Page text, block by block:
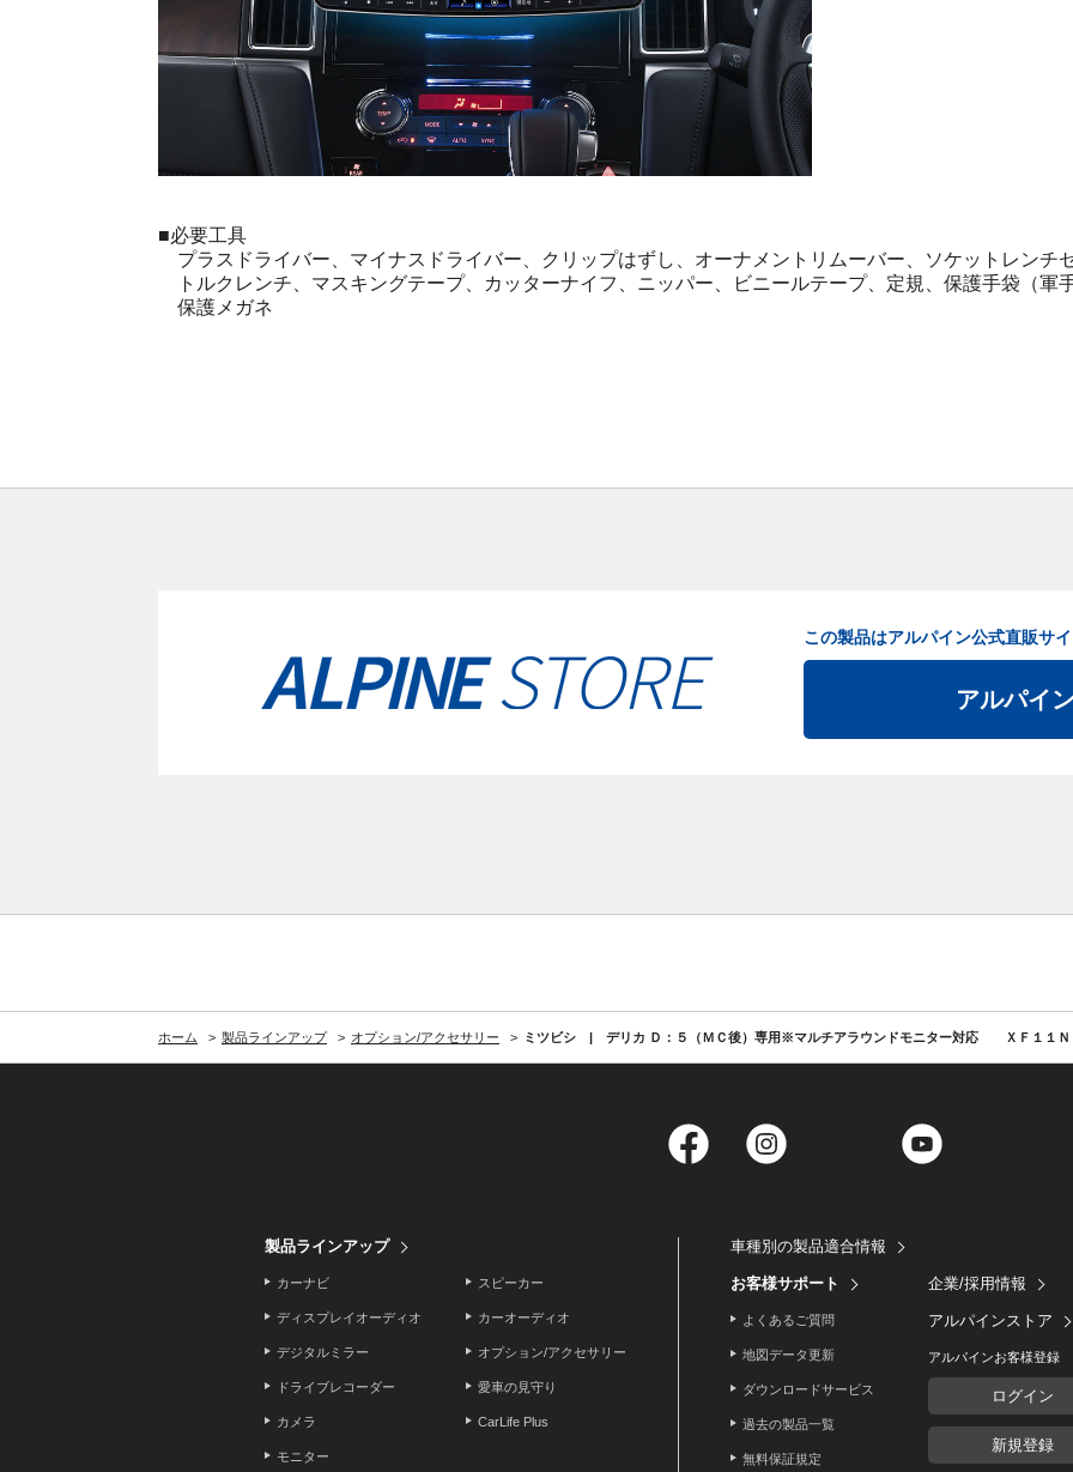
■必要工具
プラスドライバー、マイナスドライバー、クリップはずし、オーナメントリムーバー、ソケットレンチ
トルクレンチ、マスキングテープ、カッターナイフ、ニッパー、ビニールテープ、定規、保護手袋（軍手
保護メガネ
この製品はアルパイン公式直販サイ
アルパイ
ホーム 製品ラインアップ オプション/アクセサリー ミツビシ | デリカ Ｄ：５（ＭＣ後）専用※マルチアラウンドモニター対応 ＸＦ１１Ｎ
Facebook Twitter
製品ラインアップ
カーナビ
ディスプレイオーディオ
デジタルミラー
ドライブレコーダー
カメラ
モニター
スピーカー
カーオーディオ
オプション/アクセサリー
愛車の見守り
CarLife Plus
車種別の製品適合情報
お客様サポート
よくあるご質問
地図データ更新
ダウンロードサービス
過去の製品一覧
無料保証規定
企業/採用情報
アルパインストア
アルパインお客様登録
ログイン
新規登録